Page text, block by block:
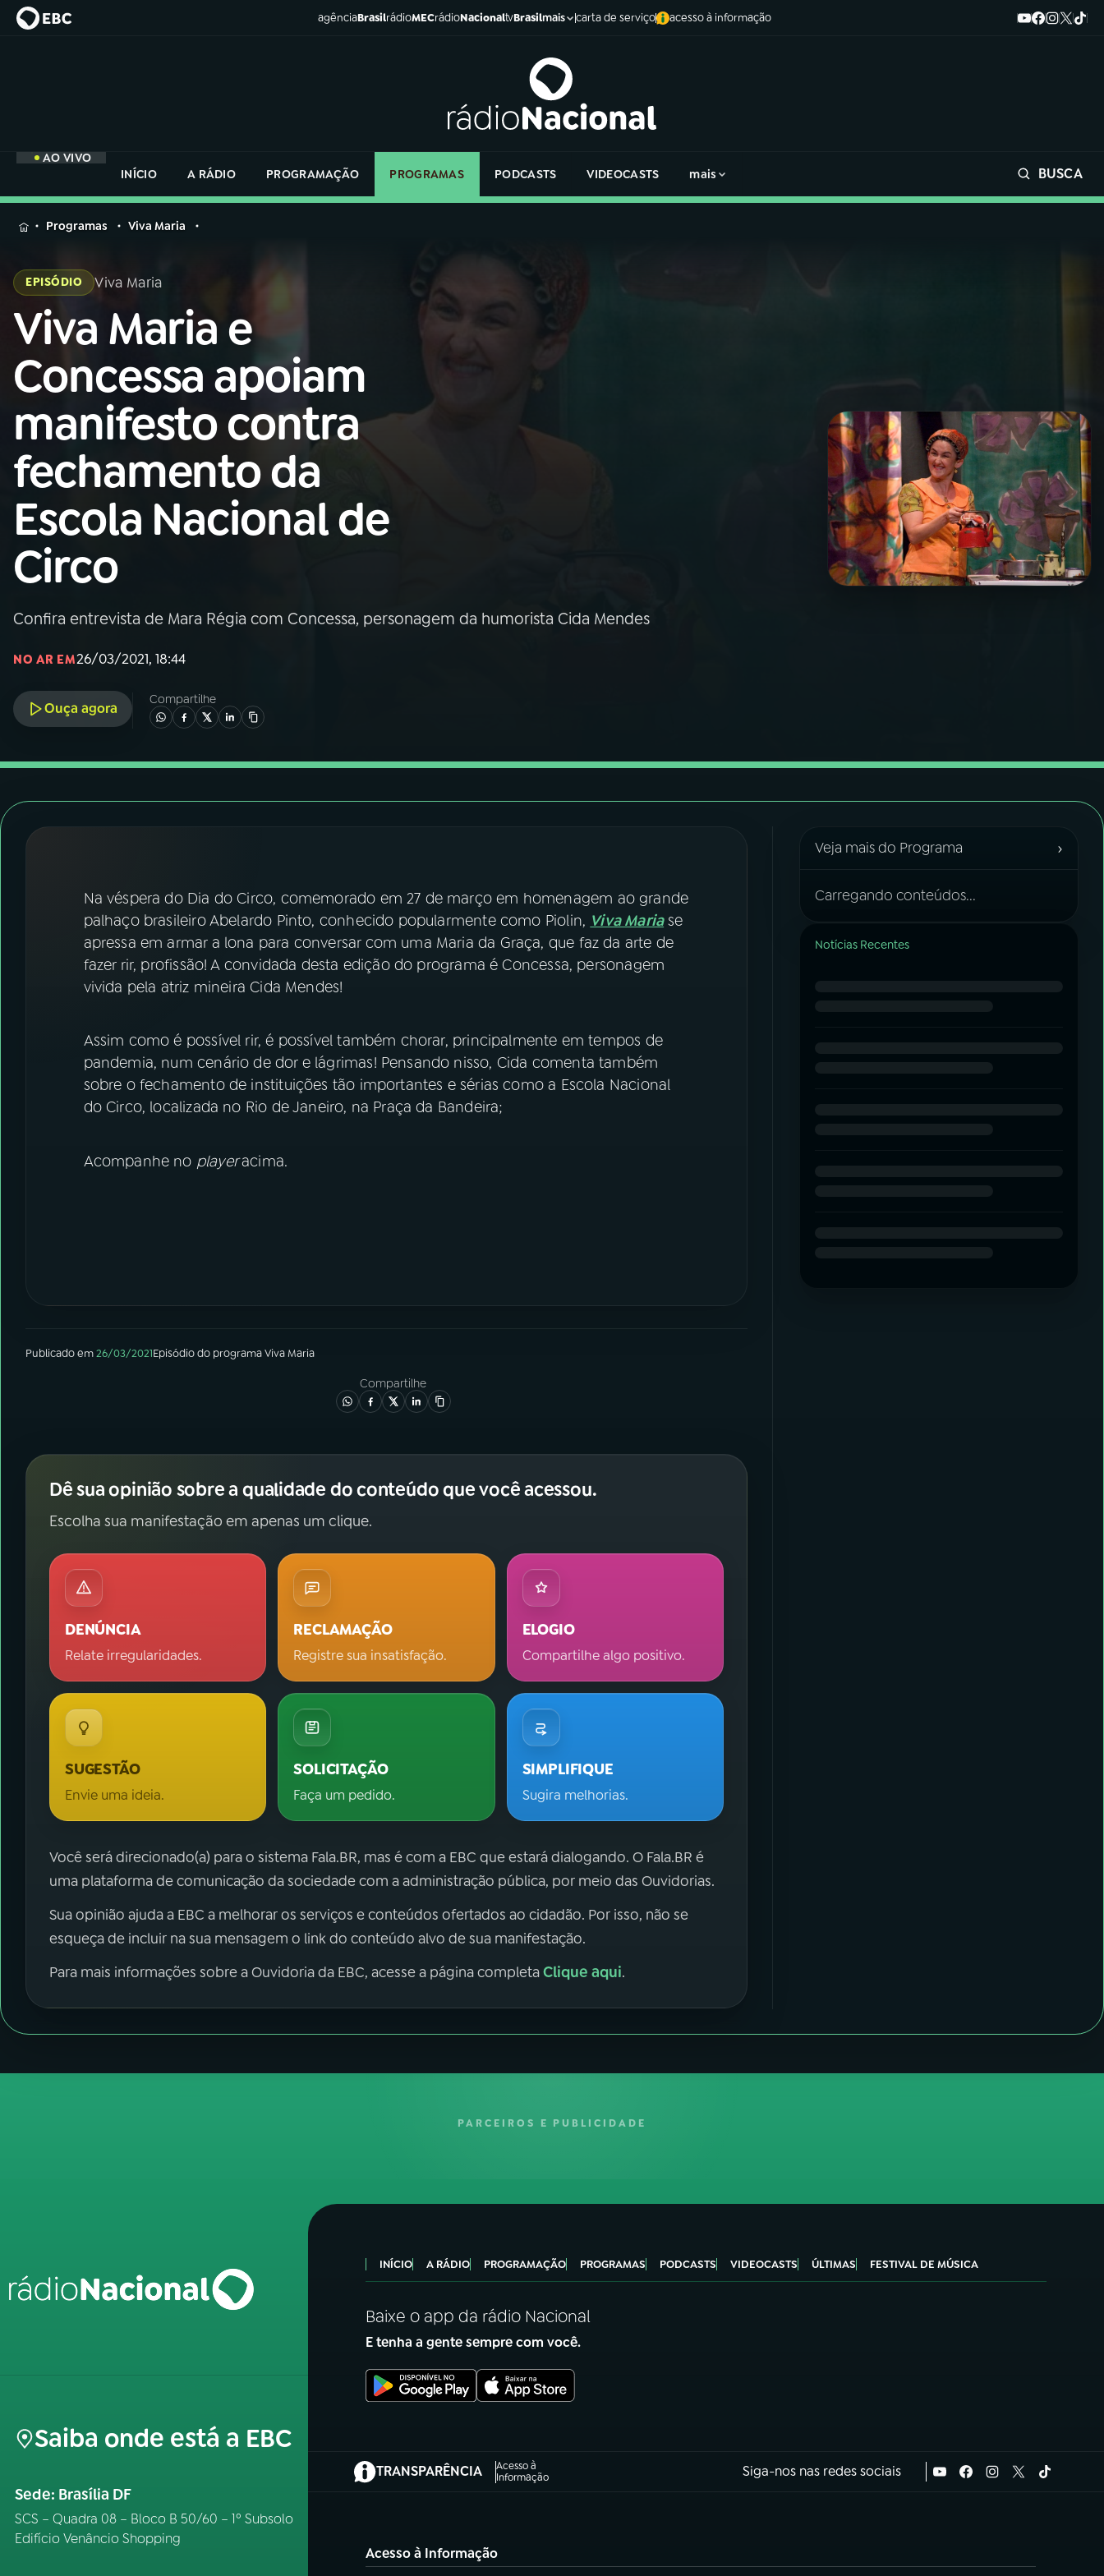
agênciaBrasilrádioMECrádioNacionaltvBrasilmais carta de serviço acesso à informação
AO VIVO
INÍCIO
A RÁDIO PROGRAMAÇÃO PROGRAMAS PODCASTS VIDEOCASTS mais BUSCA
MENU
Buscar
na
Rádio
Nacional
01INÍCIO
02A RÁDIO
03 PROGRAMAÇÃO
PROGRAMAS
Instagram X
na
Rádio
Nacional
Programas Viva Maria
EPISÓDIO Viva Maria
Viva Maria e
Concessa apoiam
manifesto contra
fechamento da
Escola Nacional de
Circo
Confira entrevista de Mara Régia com Concessa, personagem da humorista Cida Mendes
NO AR EM26/03/2021, 18:44
Ouça agora
Compartilhe
Na véspera do Dia do Circo, comemorado em 27 de março em homenagem ao grande
palhaço brasileiro Abelardo Pinto, conhecido popularmente como Piolin, Viva Mariase
apressa em armar a lona para conversar com uma Maria da Graça, que faz da arte de
fazer rir, profissão! A convidada desta edição do programa é Concessa, personagem
vivida pela atriz mineira Cida Mendes!
Assim como é possível rir, é possível também chorar, principalmente em tempos de
pandemia, num cenário de dor e lágrimas! Pensando nisso, Cida comenta também
sobre o fechamento de instituições tão importantes e sérias como a Escola Nacional
do Circo, localizada no Rio de Janeiro, na Praça da Bandeira;
Acompanhe no playeracima.
Publicado em26/03/2021Episódiodo programaViva Maria
Compartilhe
Dê sua opinião sobre a qualidade do conteúdo que você acessou.
Escolha sua manifestação em apenas um clique.
DENÚNCIA
Relate irregularidades.
RECLAMAÇÃO
Registre sua insatisfação.
ELOGIO
Compartilhe algo positivo.
SUGESTÃO
Envie uma ideia.
SOLICITAÇÃO
Faça um pedido.
SIMPLIFIQUE
Sugira melhorias.
Você será direcionado(a) para o sistema Fala.BR, mas é com a EBC que estará dialogando. O Fala.BR é
uma plataforma de comunicação da sociedade com a administração pública, por meio das Ouvidorias.
Sua opinião ajuda a EBC a melhorar os serviços e conteúdos ofertados ao cidadão. Por isso, não se
esqueça de incluir na sua mensagem o link do conteúdo alvo de sua manifestação.
Para mais informações sobre a Ouvidoria da EBC, acesse a página completaClique aqui.
Veja mais do Programa ›
Carregando conteúdos...
Notícias Recentes
PARCEIROS E PUBLICIDADE
Saiba onde está a EBC
Sede: Brasília DF
SCS – Quadra 08 – Bloco B 50/60 – 1º Subsolo
Edifício Venâncio Shopping
INÍCIO A RÁDIO PROGRAMAÇÃO PROGRAMAS PODCASTS VIDEOCASTS ÚLTIMAS FESTIVAL DE MÚSICA
Baixe o app da rádio Nacional
E tenha a gente sempre com você.
TRANSPARÊNCIA
Acesso à
Informação
(abre em nova aba) Siga-nos nas redes sociais
Acesso à Informação